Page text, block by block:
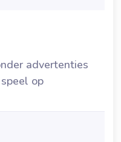
advertenties
op